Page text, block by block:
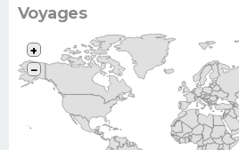
Voyages
+
−